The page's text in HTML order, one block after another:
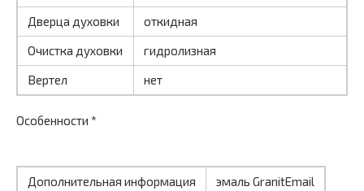
Дверца духовки
откидная
Очистка духовки
гидролизная
Вертел
нет
Особенности *
Дополнительная информация эмаль GranitEmail